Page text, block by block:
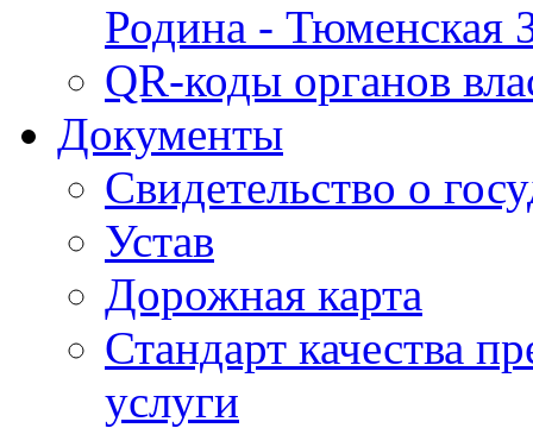
Родина - Тюменская
QR-коды органов
Документы
Свидетельство о
Устав
Дорожная карта
Стандарт качества
услуги